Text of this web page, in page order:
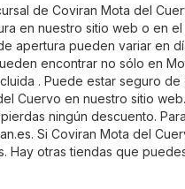
de Coviran Mota del
en nuestro sitio web o en
apertura pueden variar en
encontrar no sólo en
. Puede estar seguro
Cuervo en nuestro sitio
ningún descuento.
. Si Coviran Mota del
Hay otras tiendas que